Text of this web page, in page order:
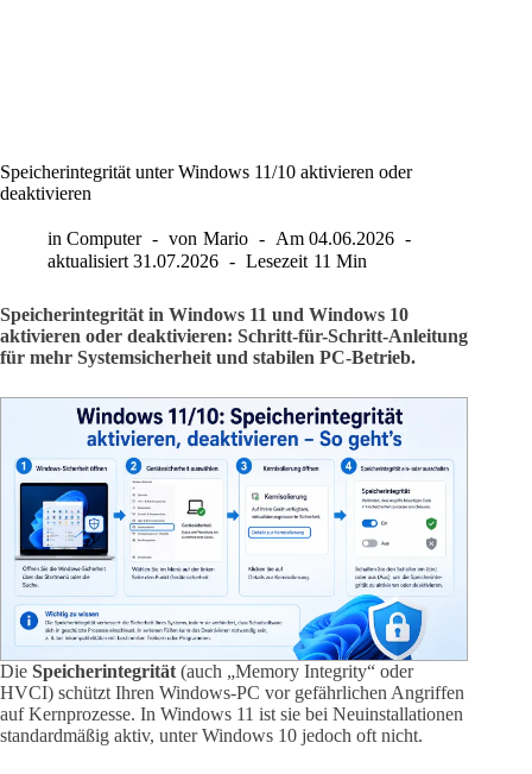
Speicherintegrität unter Windows 11/10 aktivieren oder
deaktivieren
in Computer von Mario Am 04.06.2026
aktualisiert 31.07.2026 Lesezeit 11 Min
Speicherintegrität in Windows 11 und Windows 10
aktivieren oder deaktivieren: Schritt-für-Schritt-Anleitung
für mehr Systemsicherheit und stabilen PC-Betrieb.
Die Speicherintegrität (auch „Memory Integrity“ oder
HVCI) schützt Ihren Windows-PC vor gefährlichen Angriffen
auf Kernprozesse. In Windows 11 ist sie bei Neuinstallationen
standardmäßig aktiv, unter Windows 10 jedoch oft nicht.